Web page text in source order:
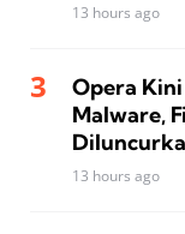
13 hours ago
Opera
Malware,
13 hours ago